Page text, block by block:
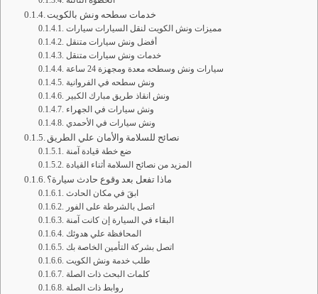
خدمات سطحه ونش بالكويت
مميزات ونش الكويت لنقل السيارات سيارات
أفضل ونش سيارات متنقل
خدمات ونش سيارات متنقل
سيارات ونش وسطحه معدة ومجهزة 24 ساعة
ونش سطحه في الفروانية
ونش انقاذ طريق مبارك الكبير
ونش سيارات في الجهراء
ونش سيارات في الأحمدي
نصائح للسلامة والأمان علي الطريق
ضع خطة قيادة آمنة
المزيد من نصائح السلامة أثناء القيادة
ماذا تفعل بعد وقوع حادث سيارة؟
ابقَ في مكان الحادث
اتصل بالشرطة على الفور
البقاء في السيارة إن كانت آمنة
المحافظة علي هدوئك
اتصل بشركة التأمين الخاصة بك
طلب خدمة ونش الكويت
كلمات البحث ذات الصلة
روابط ذات الصلة